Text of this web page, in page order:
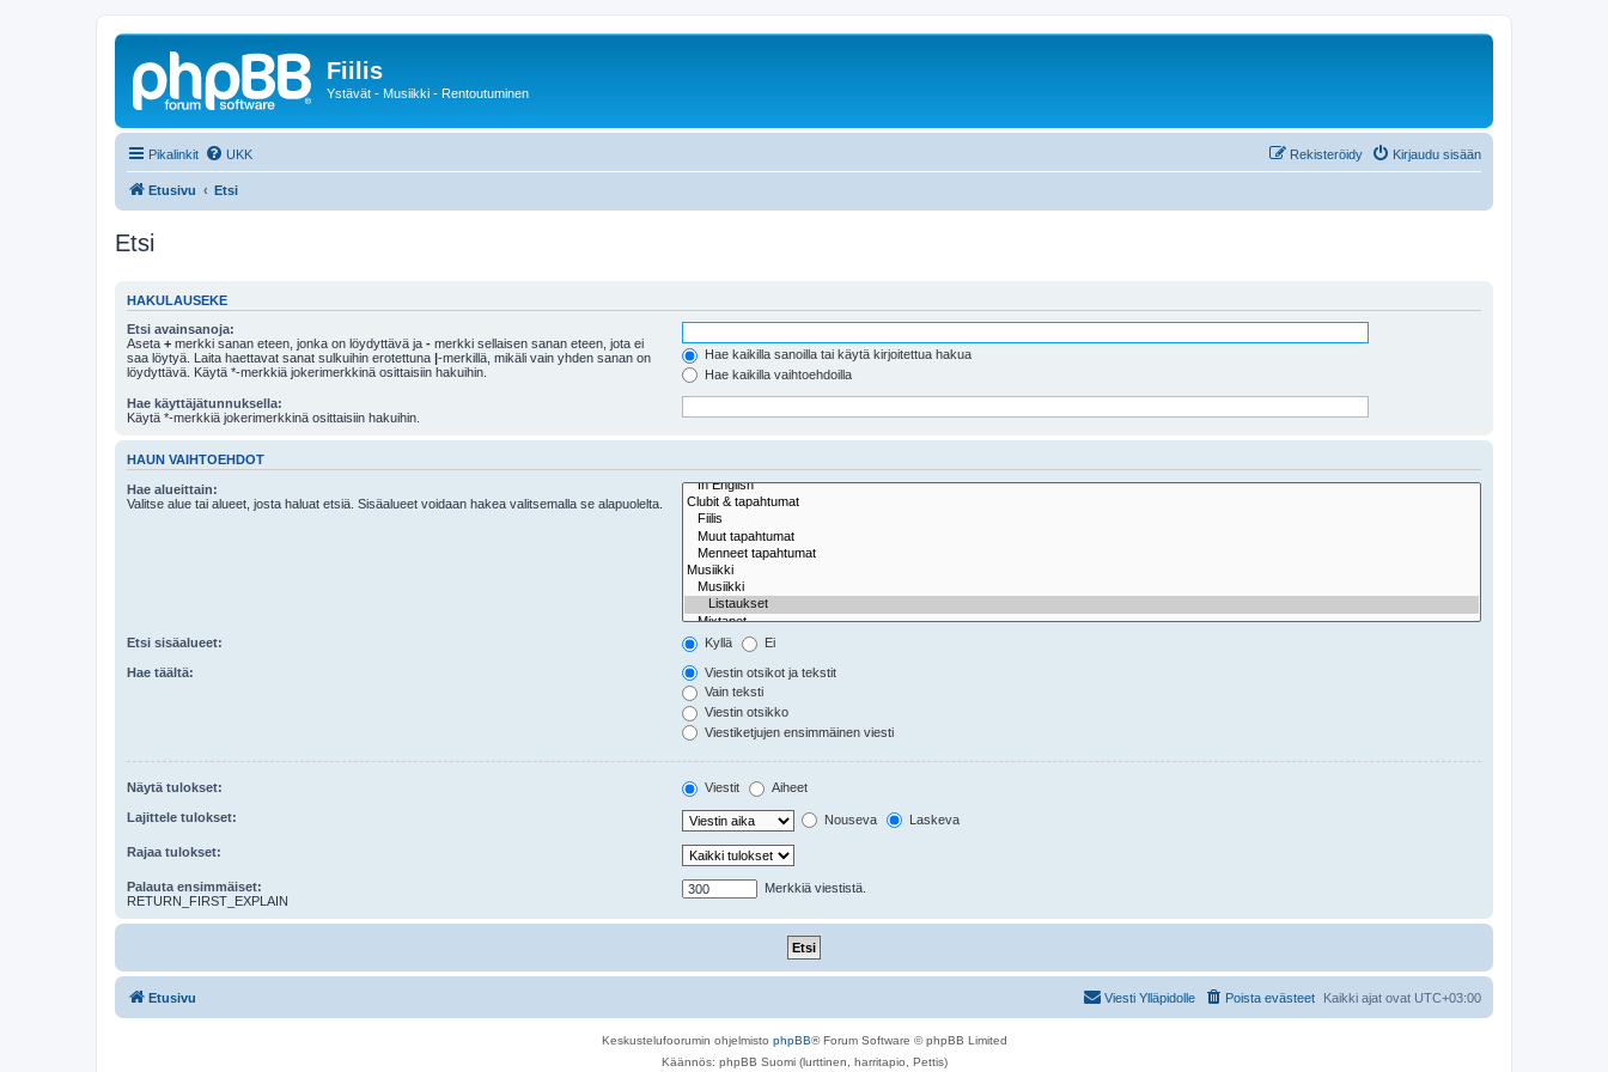
Fiilis
Ystävät - Musiikki - Rentoutuminen
Pikalinkit UKK Kirjaudu sisään
Rekisteröidy
Etusivu Etsi
Etsi
HAKULAUSEKE
Etsi avainsanoja:
Aseta + merkki sanan eteen, jonka on löydyttävä ja - merkki sellaisen sanan eteen, jota ei
saa löytyä. Laita haettavat sanat sulkuihin erotettuna |-merkillä, mikäli vain yhden sanan on
löydyttävä. Käytä *-merkkiä jokerimerkkinä osittaisiin hakuihin.
Hae kaikilla sanoilla tai käytä kirjoitettua hakua
Hae kaikilla vaihtoehdoilla
Hae käyttäjätunnuksella:
Käytä *-merkkiä jokerimerkkinä osittaisiin hakuihin.
HAUN VAIHTOEHDOT
Hae alueittain:
Valitse alue tai alueet, josta haluat etsiä. Sisäalueet voidaan hakea valitsemalla se alapuolelta.
Etsi sisäalueet: Kyllä Ei
Hae täältä:
Viestin otsikot ja tekstit
Vain teksti
Viestin otsikko
Viestiketjujen ensimmäinen viesti
Näytä tulokset: Viestit Aiheet
Lajittele tulokset: Nouseva Laskeva
Rajaa tulokset:
Palauta ensimmäiset:
RETURN_FIRST_EXPLAIN
Merkkiä viestistä.
Etusivu Kaikki ajat ovat UTC+03:00
Poista evästeet
Viesti Ylläpidolle
Keskustelufoorumin ohjelmisto phpBB® Forum Software © phpBB Limited
Käännös: phpBB Suomi (lurttinen, harritapio, Pettis)